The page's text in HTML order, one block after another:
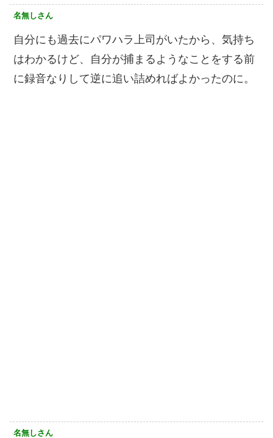
名無しさん
自分にも過去にパワハラ上司がいたから、気持ち
はわかるけど、自分が捕まるようなことをする前
に録音なりして逆に追い詰めればよかったのに。
名無しさん